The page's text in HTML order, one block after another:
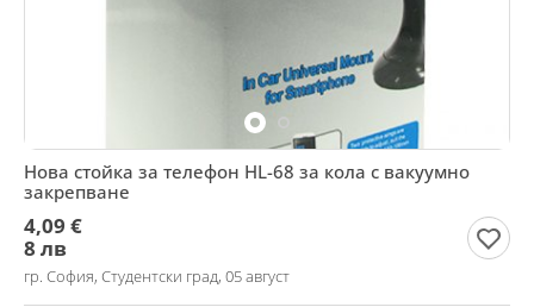
Нова стойка за телефон HL-68 за кола с вакуумно
закрепване
4,09 €
8 лв
гр. София, Студентски град, 05 август